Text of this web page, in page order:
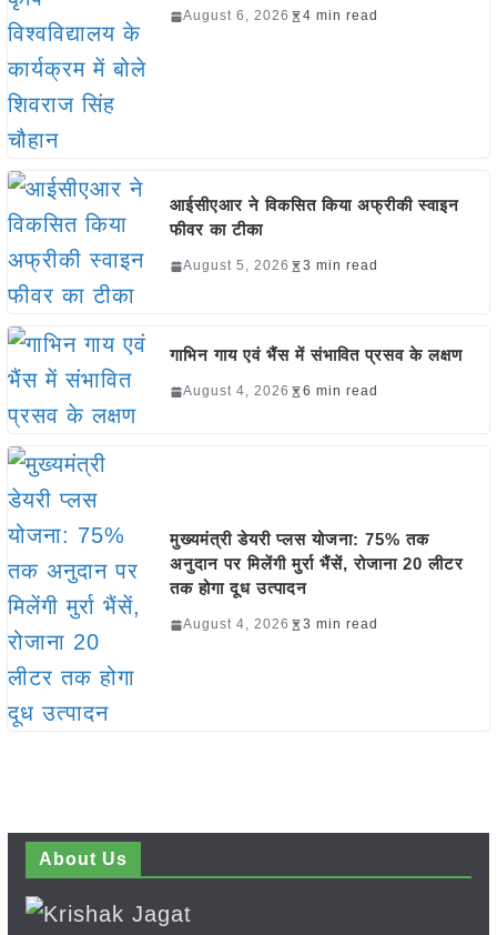
August 6, 2026 4 min read
आईसीएआर ने विकसित किया अफ्रीकी स्वाइन
फीवर का टीका
August 5, 2026 3 min read
गाभिन गाय एवं भैंस में संभावित प्रसव के लक्षण
August 4, 2026 6 min read
मुख्यमंत्री डेयरी प्लस योजना: 75% तक
अनुदान पर मिलेंगी मुर्रा भैंसें, रोजाना 20 लीटर
तक होगा दूध उत्पादन
August 4, 2026 3 min read
About Us